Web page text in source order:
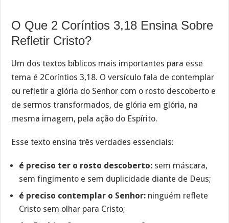
O Que 2 Coríntios 3,18 Ensina Sobre
Refletir Cristo?
Um dos textos bíblicos mais importantes para esse
tema é 2Coríntios 3,18. O versículo fala de contemplar
ou refletir a glória do Senhor com o rosto descoberto e
de sermos transformados, de glória em glória, na
mesma imagem, pela ação do Espírito.
Esse texto ensina três verdades essenciais:
é preciso ter o rosto descoberto: sem máscara,
sem fingimento e sem duplicidade diante de Deus;
é preciso contemplar o Senhor: ninguém reflete
Cristo sem olhar para Cristo;